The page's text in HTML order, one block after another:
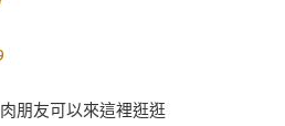
朋友可以來這裡逛逛